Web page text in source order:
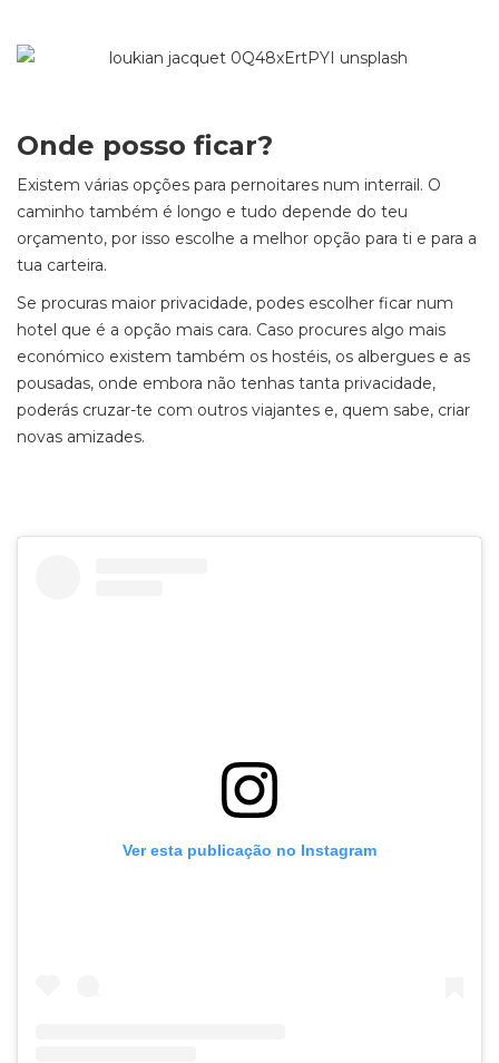
Onde posso ficar?
Existem várias opções para pernoitares num interrail. O
caminho também é longo e tudo depende do teu
orçamento, por isso escolhe a melhor opção para ti e para a
tua carteira.
Se procuras maior privacidade, podes escolher ficar num
hotel que é a opção mais cara. Caso procures algo mais
económico existem também os hostéis, os albergues e as
pousadas, onde embora não tenhas tanta privacidade,
poderás cruzar-te com outros viajantes e, quem sabe, criar
novas amizades.
Ver esta publicação no Instagram